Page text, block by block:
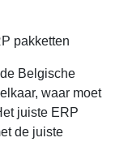
pakketten
Belgische
waar moet
juiste ERP
de juiste